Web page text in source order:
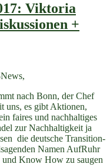
/
25
Jahre
Mass“
Viktoria
+
nach Bonn, der Chef
uns, es gibt Aktionen,
faires und nachhaltiges
zur Nachhaltigkeit ja
die deutsche Transition-
Namen AufRuhr
und Know How zu saugen